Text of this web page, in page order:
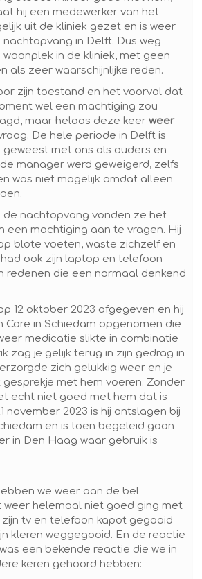
hij een medewerker van het
uit de kliniek gezet en is weer
nachtopvang in Delft. Dus weg
woonplek in de kliniek, met geen
als zeer waarschijnlijke reden.
zijn toestand en het voorval dat
wel een machtiging zou
maar helaas deze keer weer
De hele periode in Delft is
met ons als ouders en
manager werd geweigerd, zelfs
was niet mogelijk omdat alleen
de nachtopvang vonden ze het
een machtiging aan te vragen. Hij
blote voeten, waste zichzelf en
ook zijn laptop en telefoon
redenen die een normaal denkend
12 oktober 2023 afgegeven en hij
Care in Schiedam opgenomen die
medicatie slikte in combinatie
zag je gelijk terug in zijn gedrag in
zich gelukkig weer en je
gesprekje met hem voeren. Zonder
echt niet goed met hem dat is
november 2023 is hij ontslagen bij
en is toen begeleid gaan
in Den Haag waar gebruik is
we weer aan de bel
weer helemaal niet goed ging met
tv en telefoon kapot gegooid
kleren weggegooid. En de reactie
een bekende reactie die we in
keren gehoord hebben: